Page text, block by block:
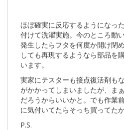
ほぼ確実に反応するようになっ
付けて洗濯実施。今のところ動
発生したらフタを何度か開け閉
しても再現するようなら部品を
います。
実家にテスターも接点復活剤も
がかかってしまいましたが、ま
だろうからいいかと。でも作業
に気付いてたらそっち買ってたか
P.S.